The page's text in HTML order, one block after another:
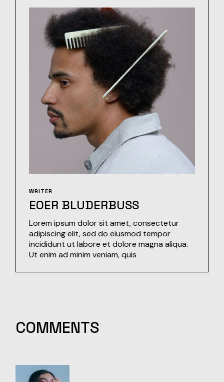
WRITER
EOER BLUDERBUSS
Lorem ipsum dolor sit amet, consectetur
adipiscing elit, sed do eiusmod tempor
incididunt ut labore et dolore magna aliqua.
Ut enim ad minim veniam, quis
COMMENTS